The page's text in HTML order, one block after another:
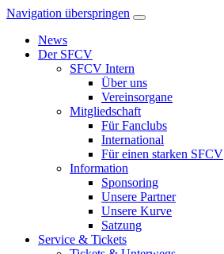
Navigation überspringen
News
Der SFCV
SFCV Intern
Über uns
Vereinsorgane
Mitgliedschaft
Für Fanclubs
International
Für einen starken SFCV
Information
Sponsoring
Unsere Partner
Unsere Kurve
Satzung
Service & Tickets